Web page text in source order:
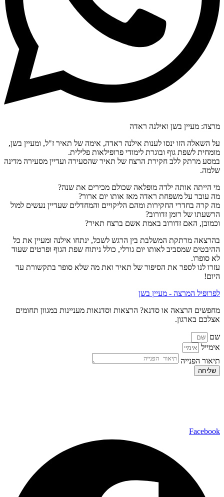
מרצה: מעיין בשן ואילנה ראדה
על השאלה הזו ינסו לענות אילנה ראדה, אימה של תאיר ז"ל, ומעיין בשן,
מומחית לשפת גוף ובוגרת לימודי פרופילאות פלילית.
במסע מרתק ללב חקירת הרצח של תאיר שהסעירה ועדיין מסעירה מדינה
שלמה.
מי הייתה אותה ילדה מופלאה שכולם מכירים את שנה?
מה עובר על משפחת ראדה מאז אותו יום ארור?
מה קרה בחדרי החקירות ומהם הליקויים והמחדלים שעדיין נעשים למול
הרשעתו של רומן זדורוב?
וכמובן, האם זדורוב באמת אשם ברצח תאיר?
בהרצאה מרתקת המשלבת בין הרגש לשכל, ינתחו אילנה ומעיין את כל
ההיבטים שמסביב לאותו יום גורלי, כולל ניתוח שפת הגוף ופרטים שעוד
לא סופרו.
עזרו לנו לספר את הסיפור של תאיר ואת מה שלא סופר בתקשורת עד
היום!
לפרופיל המרצה - מעיין בשן
מחפשים הרצאה או סדנא? הרצאות וסדנאות מעניינות במגוון תחומים
אצלכם בארגון.
שם
אימייל
תיאור הפנייה
שליחה
Facebook